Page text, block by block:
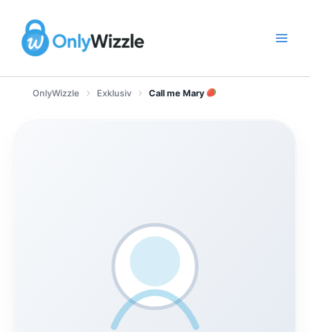
springen
OnlyWizzle Exklusiv Call me Mary